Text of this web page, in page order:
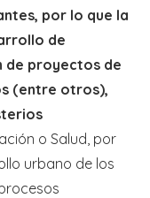
por lo que la
de
de proyectos de
(entre otros),
o Salud, por
urbano de los